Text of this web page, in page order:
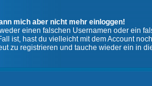
mich aber nicht mehr einloggen!
einen falschen Usernamen oder ein
ist, hast du vielleicht mit dem Account
zu registrieren und tauche wieder ein in